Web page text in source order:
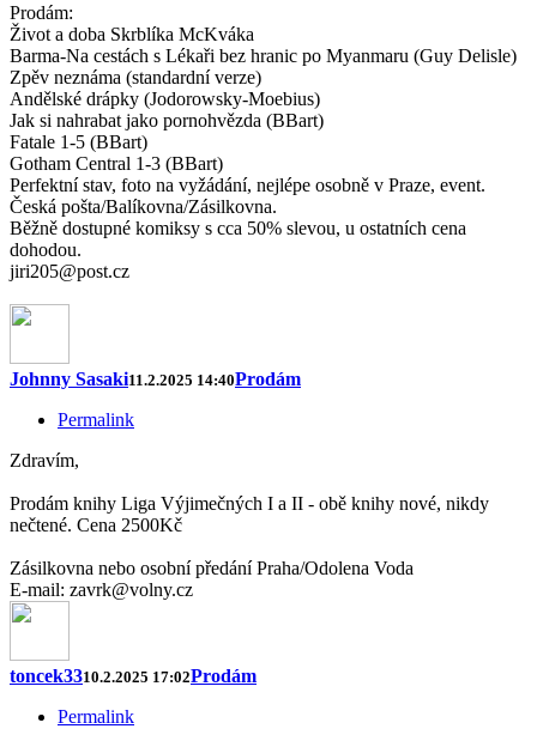
Prodám:
Život a doba Skrblíka McKváka
Barma-Na cestách s Lékaři bez hranic po Myanmaru (Guy Delisle)
Zpěv neznáma (standardní verze)
Andělské drápky (Jodorowsky-Moebius)
Jak si nahrabat jako pornohvězda (BBart)
Fatale 1-5 (BBart)
Gotham Central 1-3 (BBart)
Perfektní stav, foto na vyžádání, nejlépe osobně v Praze, event.
Česká pošta/Balíkovna/Zásilkovna.
Běžně dostupné komiksy s cca 50% slevou, u ostatních cena
dohodou.
jiri205@post.cz
Johnny Sasaki11.2.2025 14:40Prodám
Permalink
Zdravím,
Prodám knihy Liga Výjimečných I a II - obě knihy nové, nikdy
nečtené. Cena 2500Kč
Zásilkovna nebo osobní předání Praha/Odolena Voda
E-mail: zavrk@volny.cz
toncek3310.2.2025 17:02Prodám
Permalink